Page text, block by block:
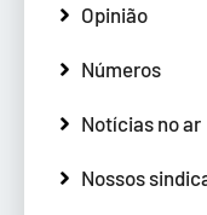
Opinião
Números
Notícias no ar
Nossos